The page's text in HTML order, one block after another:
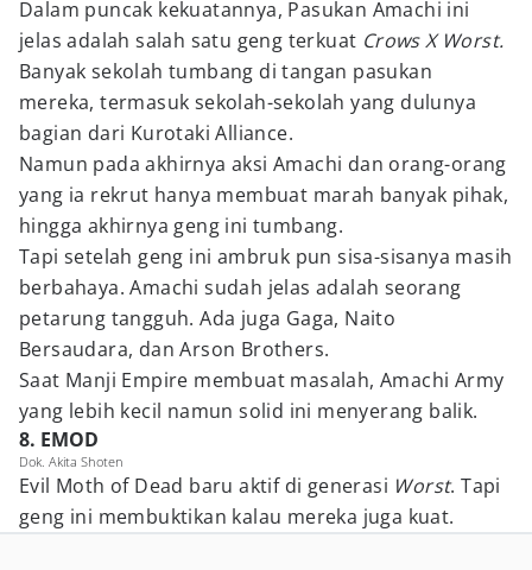
Dalam puncak kekuatannya, Pasukan Amachi ini
jelas adalah salah satu geng terkuat Crows X Worst.
Banyak sekolah tumbang di tangan pasukan
mereka, termasuk sekolah-sekolah yang dulunya
bagian dari Kurotaki Alliance.
Namun pada akhirnya aksi Amachi dan orang-orang
yang ia rekrut hanya membuat marah banyak pihak,
hingga akhirnya geng ini tumbang.
Tapi setelah geng ini ambruk pun sisa-sisanya masih
berbahaya. Amachi sudah jelas adalah seorang
petarung tangguh. Ada juga Gaga, Naito
Bersaudara, dan Arson Brothers.
Saat Manji Empire membuat masalah, Amachi Army
yang lebih kecil namun solid ini menyerang balik.
8. EMOD
Dok. Akita Shoten
Evil Moth of Dead baru aktif di generasi Worst. Tapi
geng ini membuktikan kalau mereka juga kuat.